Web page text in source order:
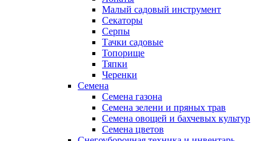
Малый садовый инструмент
Секаторы
Серпы
Тачки садовые
Топорище
Тяпки
Черенки
Семена
Семена газона
Семена зелени и пряных трав
Семена овощей и бахчевых культур
Семена цветов